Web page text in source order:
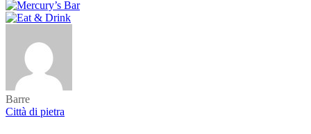
Barre
Città di pietra